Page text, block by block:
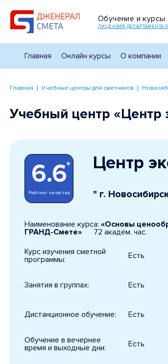
Обучение и курсы
ЛИЦЕНЗИЯ ДЕПАРТАМЕНТА
Главная Онлайн курсы О компании
Главная Учебные центры для сметчиков
Учебный центр «Центр
6.6*
Рейтинг качества
Центр
" г.
Наименование курса: «Основы
ГРАНД-Смете»
72 академ. час.
Курс изучения сметной
программы:
Есть
Занятия в группах: Есть
Дистанционное обучение: Есть
Обучение в вечернее
время и выходные дни:
Есть